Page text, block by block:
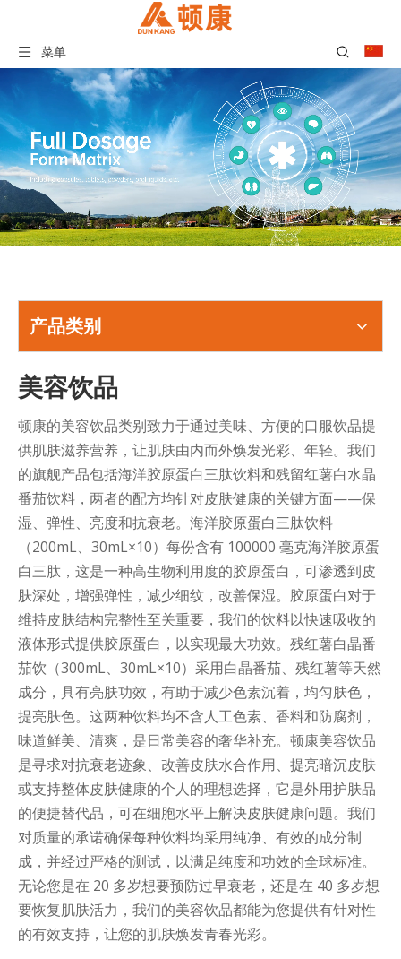
菜单
产品类别
美容饮品
顿康的美容饮品类别致力于通过美味、方便的口服饮品提
供肌肤滋养营养，让肌肤由内而外焕发光彩、年轻。我们
的旗舰产品包括海洋胶原蛋白三肽饮料和残留红薯白水晶
番茄饮料，两者的配方均针对皮肤健康的关键方面——保
湿、弹性、亮度和抗衰老。海洋胶原蛋白三肽饮料
（200mL、30mL×10）每份含有 100000 毫克海洋胶原蛋
白三肽，这是一种高生物利用度的胶原蛋白，可渗透到皮
肤深处，增强弹性，减少细纹，改善保湿。胶原蛋白对于
维持皮肤结构完整性至关重要，我们的饮料以快速吸收的
液体形式提供胶原蛋白，以实现最大功效。残红薯白晶番
茄饮（300mL、30mL×10）采用白晶番茄、残红薯等天然
成分，具有亮肤功效，有助于减少色素沉着，均匀肤色，
提亮肤色。这两种饮料均不含人工色素、香料和防腐剂，
味道鲜美、清爽，是日常美容的奢华补充。顿康美容饮品
是寻求对抗衰老迹象、改善皮肤水合作用、提亮暗沉皮肤
或支持整体皮肤健康的个人的理想选择，它是外用护肤品
的便捷替代品，可在细胞水平上解决皮肤健康问题。我们
对质量的承诺确保每种饮料均采用纯净、有效的成分制
成，并经过严格的测试，以满足纯度和功效的全球标准。
无论您是在 20 多岁想要预防过早衰老，还是在 40 多岁想
要恢复肌肤活力，我们的美容饮品都能为您提供有针对性
的有效支持，让您的肌肤焕发青春光彩。